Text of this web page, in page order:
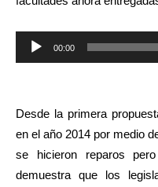
Reproductor
de
00:00
Desde la primera
en el año 2014 por medio
se hicieron reparos
demuestra que los